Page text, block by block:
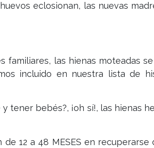
eclosionan, las nuevas
familiares, las hienas moteadas
incluido en nuestra lista de
tener bebés?, ¡oh sí!, las hienas
12 a 48 MESES en recuperarse